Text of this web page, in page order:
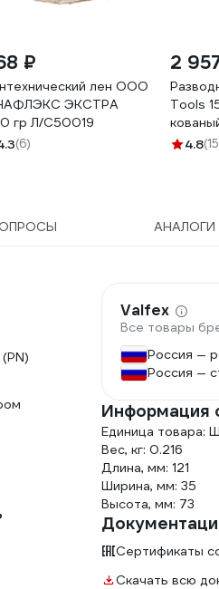
₽
лен ООО
ЭКСТРА
гр Л/С50019
(6)
2
Tools
4.8
АНАЛОГИ
Valfex
Все товары
Россия —
Россия —
Информация
Единица товара:
Вес, кг: 0.216
Длина, мм: 121
Ширина, мм: 35
Высота, мм: 73
Сертификаты
Скачать всю